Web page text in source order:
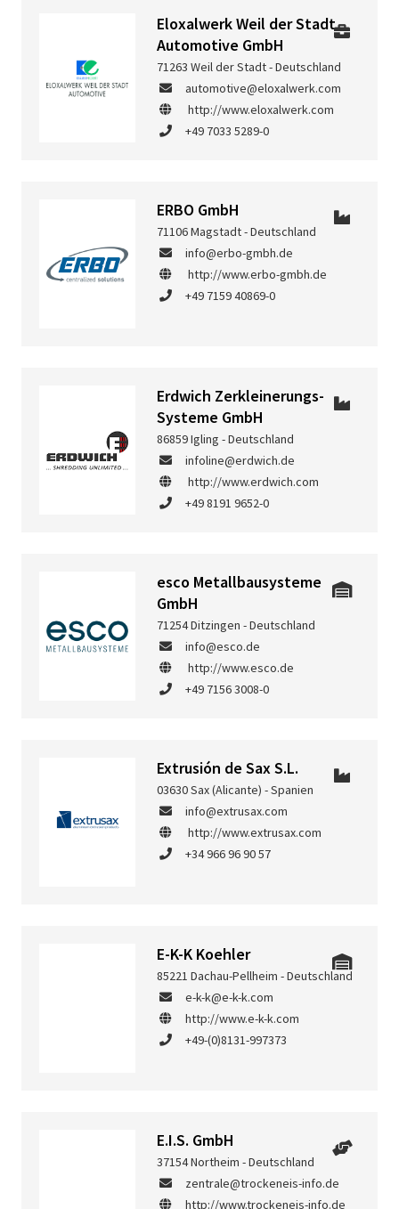
Eloxalwerk Weil der Stadt
Automotive GmbH
71263 Weil der Stadt - Deutschland
automotive@eloxalwerk.com
http://www.eloxalwerk.com
+49 7033 5289-0
ERBO GmbH
71106 Magstadt - Deutschland
info@erbo-gmbh.de
http://www.erbo-gmbh.de
+49 7159 40869-0
Erdwich Zerkleinerungs-
Systeme GmbH
86859 Igling - Deutschland
infoline@erdwich.de
http://www.erdwich.com
+49 8191 9652-0
esco Metallbausysteme
GmbH
71254 Ditzingen - Deutschland
info@esco.de
http://www.esco.de
+49 7156 3008-0
Extrusión de Sax S.L.
03630 Sax (Alicante) - Spanien
info@extrusax.com
http://www.extrusax.com
+34 966 96 90 57
E-K-K Koehler
85221 Dachau-Pellheim - Deutschland
e-k-k@e-k-k.com
http://www.e-k-k.com
+49-(0)8131-997373
E.I.S. GmbH
37154 Northeim - Deutschland
zentrale@trockeneis-info.de
http://www.trockeneis-info.de